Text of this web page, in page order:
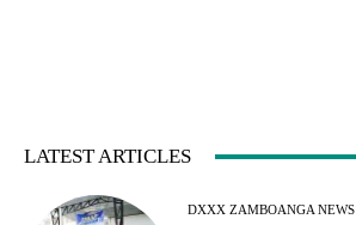
LATEST ARTICLES
DXXX ZAMBOANGA NEWS